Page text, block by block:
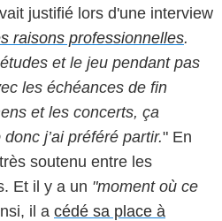
justifié lors d'une interview
raisons professionnelles.
et le jeu pendant pas
les échéances de fin
et les concerts, ça
j’ai préféré partir." En
soutenu entre les
Et il y a un "moment où ce
il a cédé sa place à
12 coups de midi/TF1